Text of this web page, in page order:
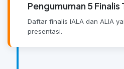
Pengumuman 5 Finalis
Daftar finalis IALA dan ALIA
presentasi.